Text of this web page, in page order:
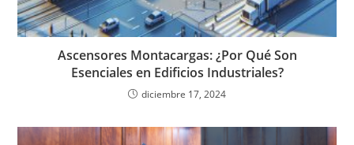
Ascensores Montacargas: ¿Por Qué Son
Esenciales en Edificios Industriales?
diciembre 17, 2024